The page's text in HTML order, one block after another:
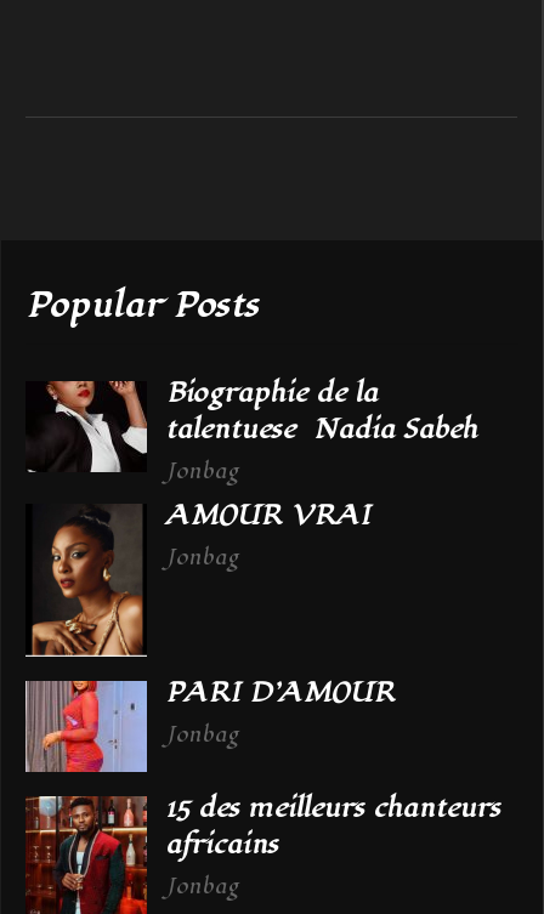
Popular Posts
Biographie de la
talentuese Nadia Sabeh
Jonbag
AMOUR VRAI
Jonbag
PARI D’AMOUR
Jonbag
15 des meilleurs chanteurs
africains
Jonbag